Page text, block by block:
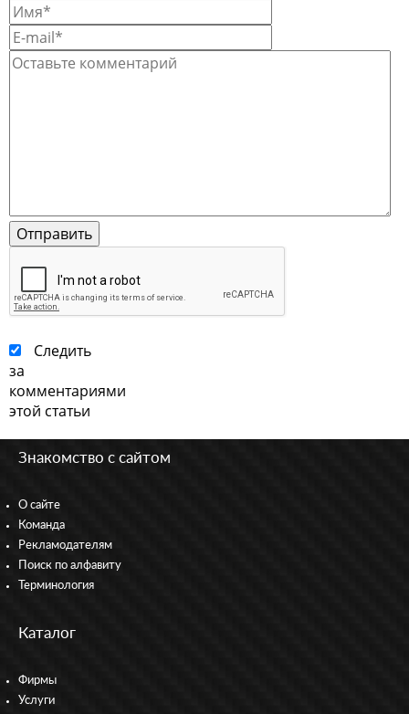
Следить
за
комментариями
этой статьи
Знакомство с сайтом
О сайте
Команда
Рекламодателям
Поиск по алфавиту
Терминология
Каталог
Фирмы
Услуги